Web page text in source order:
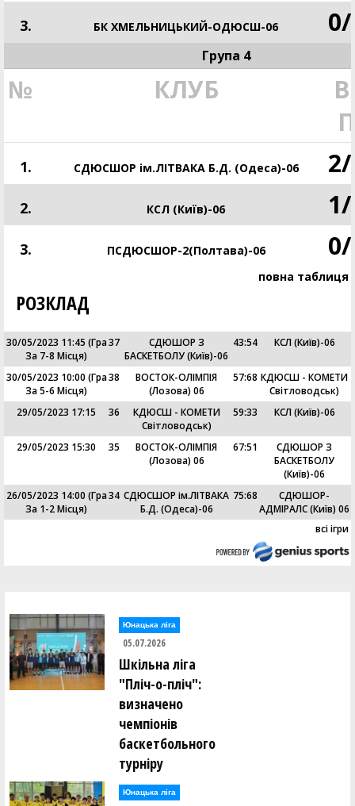
3. БК ХМЕЛЬНИЦЬКИЙ-ОДЮСШ-06 0/
Група 4
№ КЛУБ
П
1. СДЮСШОР ім.ЛІТВАКА Б.Д. (Одеса)-06 2/
2. КСЛ (Київ)-06 1/
3. ПСДЮСШОР-2(Полтава)-06 0/
повна таблиця
РОЗКЛАД
30/05/2023 11:45 (гра
За 7-8 Місця)
37
СДЮШОР З
БАСКЕТБОЛУ (Київ)-06
43:54 КСЛ (Київ)-06
30/05/2023 10:00 (гра
За 5-6 Місця)
38
ВОСТОК-ОЛІМПІЯ
(Лозова) 06
57:68 КДЮСШ - КОМЕТИ
Світловодськ)
29/05/2023 17:15
36
КДЮСШ - КОМЕТИ
Світловодськ)
59:33 КСЛ (Київ)-06
29/05/2023 15:30 35
ВОСТОК-ОЛІМПІЯ
(Лозова) 06
67:51
СДЮШОР З
БАСКЕТБОЛУ
(Київ)-06
26/05/2023 14:00 (Гра
За 1-2 Місця)
34 СДЮСШОР ім.ЛІТВАКА
Б.Д. (Одеса)-06
75:68
СДЮШОР-
АДМІРАЛС (Київ) 06
всі ігри
Юнацька ліга
05.07.2026
Шкільна ліга
"Пліч-о-пліч":
визначено
чемпіонів
баскетбольного
турніру
Юнацька ліга